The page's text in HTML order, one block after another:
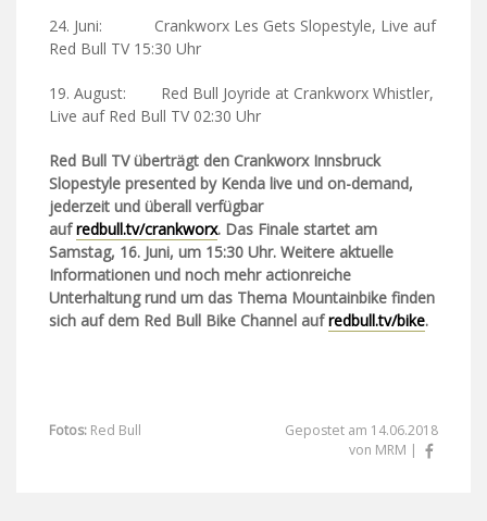
24. Juni: Crankworx Les Gets Slopestyle, Live auf
Red Bull TV 15:30 Uhr
19. August: Red Bull Joyride at Crankworx Whistler,
Live auf Red Bull TV 02:30 Uhr
Red Bull TV überträgt den Crankworx Innsbruck
Slopestyle presented by Kenda live und on-demand,
jederzeit und überall verfügbar
aufredbull.tv/crankworx. Das Finale startet am
Samstag, 16. Juni, um 15:30 Uhr. Weitere aktuelle
Informationen und noch mehr actionreiche
Unterhaltung rund um das Thema Mountainbike finden
sich auf dem Red Bull Bike Channel aufredbull.tv/bike.
Fotos: Red Bull
Gepostet am 14.06.2018
von MRM |